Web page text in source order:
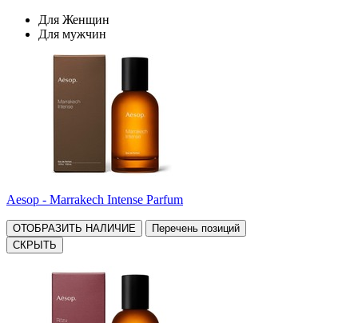
Для Женщин
Для мужчин
Aesop - Marrakech Intense Parfum
ОТОБРАЗИТЬ НАЛИЧИЕ
Перечень позиций
СКРЫТЬ